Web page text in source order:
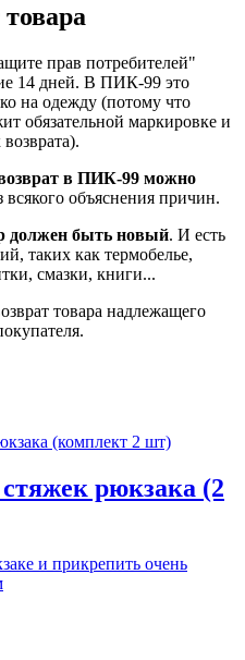
прав потребителей"
14 дней. В ПИК-99 это
на одежду (потому что
обязательной маркировке и
в ПИК-99 можно
всякого объяснения причин.
должен быть новый. И есть
таких как термобелье,
смазки, книги...
товара надлежащего
рюкзака (2
и прикрепить очень